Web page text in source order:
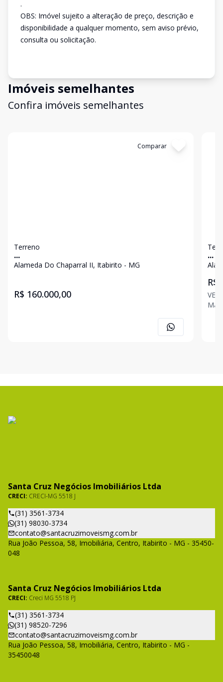
.
OBS: Imóvel sujeito a alteração de preço, descrição e
disponibilidade a qualquer momento, sem aviso prévio,
consulta ou solicitação.
Imóveis semelhantes
Confira imóveis semelhantes
Comparar
Terreno
...
Alameda Do Chaparral II, Itabirito - MG
R$ 160.000,00
...
R$
Santa Cruz Negócios Imobiliários Ltda
CRECI: CRECI-MG 5518 J
(31) 3561-3734
(31) 98030-3734
contato@santacruzimoveismg.com.br
Rua João Pessoa, 58, Imobiliária, Centro, Itabirito - MG - 35450-
048
Santa Cruz Negócios Imobiliários Ltda
CRECI: Creci MG 5518 PJ
(31) 3561-3734
(31) 98520-7296
contato@santacruzimoveismg.com.br
Rua João Pessoa, 58, Imobiliária, Centro, Itabirito - MG -
35450048